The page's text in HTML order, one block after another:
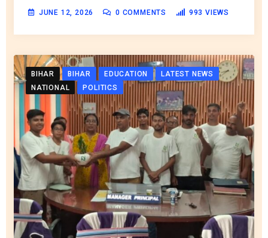
JUNE 12, 2026 0 COMMENTS 993 VIEWS
BIHAR BIHAR EDUCATION
LATEST NEWS
NATIONAL
POLITICS